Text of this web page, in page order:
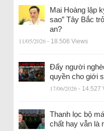
Mai Hoàng lập
sao” Tây Bắc
an?
11/05/2026 - 18.506 Views
Đẩy người
quyền cho giới
17/06/2026 - 14.527
Thanh lọc bộ
chất hay vẫn là